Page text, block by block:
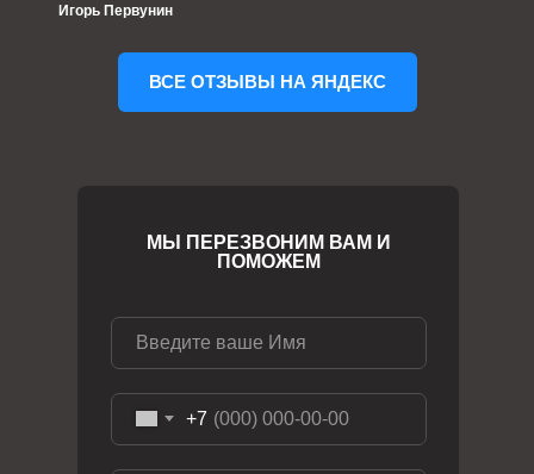
Игорь Первунин
ВСЕ ОТЗЫВЫ НА ЯНДЕКС
+7
МЫ ПЕРЕЗВОНИМ ВАМ И
ПОМОЖЕМ